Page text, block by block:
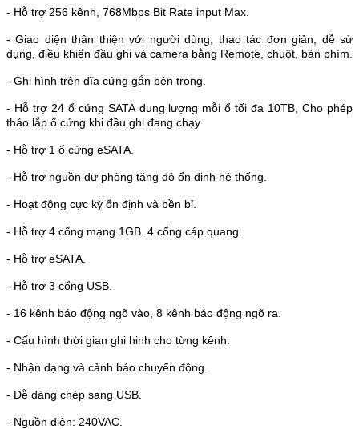
- Hỗ trợ 256 kênh, 768Mbps Bit Rate input Max.
- Giao diện thân thiện với người dùng, thao tác đơn giản, dễ sử
dụng, điều khiển đầu ghi và camera bằng Remote, chuột, bàn phím.
- Ghi hình trên đĩa cứng gắn bên trong.
- Hỗ trợ 24 ổ cứng SATA dung lượng mỗi ổ tối đa 10TB, Cho phép
tháo lắp ổ cứng khi đầu ghi đang chạy
- Hỗ trợ 1 ổ cứng eSATA.
- Hỗ trợ nguồn dự phòng tăng độ ổn định hệ thống.
- Hoạt động cực kỳ ổn định và bền bỉ.
- Hỗ trợ 4 cổng mạng 1GB. 4 cổng cáp quang.
- Hỗ trợ eSATA.
- Hỗ trợ 3 cổng USB.
- 16 kênh báo động ngõ vào, 8 kênh báo động ngõ ra.
- Cấu hình thời gian ghi hinh cho từng kênh.
- Nhận dạng và cảnh báo chuyển động.
- Dễ dàng chép sang USB.
- Nguồn điện: 240VAC.